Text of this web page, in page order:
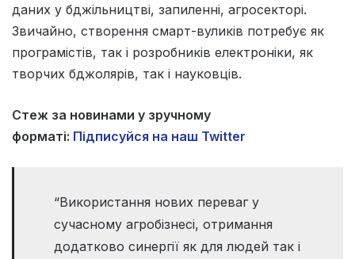
даних у бджільництві, запиленні, агросекторі.
Звичайно, створення смарт-вуликів потребує як
програмістів, так і розробників електроніки, як
творчих бджолярів, так і науковців.
Стеж за новинами у зручному
форматі: Підписуйся на наш Twitter
“Використання нових переваг у
сучасному агробізнесі, отримання
додатково синергії як для людей так і